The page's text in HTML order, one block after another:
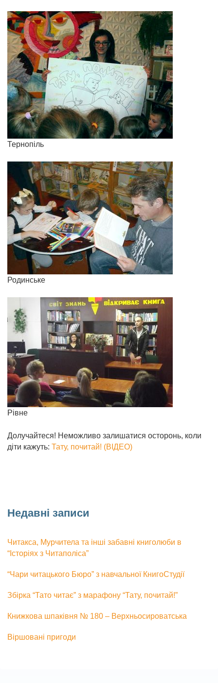
Тернопіль
Родинське
Рівне
Долучайтеся! Неможливо залишатися осторонь, коли
діти кажуть: Тату, почитай! (ВІДЕО)
Недавні записи
Читакса, Мурчитела та інші забавні книголюби в
“Історіях з Читаполіса”
“Чари читацького Бюро” з навчальної КнигоСтудії
Збірка “Тато читає” з марафону “Тату, почитай!”
Книжкова шпаківня № 180 – Верхньосироватська
Віршовані пригоди